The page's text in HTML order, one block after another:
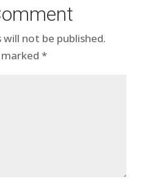
not be published.
*